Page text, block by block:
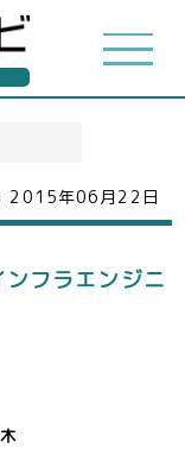
ンジニア(一覧)
2015年06月22日
フラエンジニ